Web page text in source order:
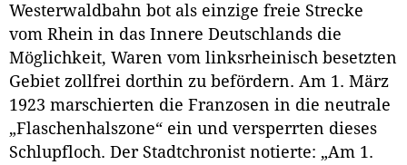
Westerwaldbahn bot als einzige freie Strecke
vom Rhein in das Innere Deutschlands die
Möglichkeit, Waren vom linksrheinisch besetzten
Gebiet zollfrei dorthin zu befördern. Am 1. März
1923 marschierten die Franzosen in die neutrale
„Flaschenhalszone“ ein und versperrten dieses
Schlupfloch. Der Stadtchronist notierte: „Am 1.